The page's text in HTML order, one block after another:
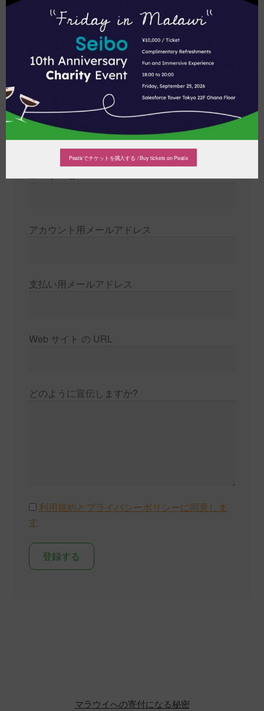
代理店登録フォーム
新規アフィリエイト会員に登録する
あなたの名前
ユーザー名
アカウント用メールアドレス
支払い用メールアドレス
Web サイト の URL
どのように宣伝しますか?
利用規約とプライバシーポリシーに同意しま
す
マラウイへの寄付になる秘密
Peatixでチケットを購入する / Buy tickets on Peatix